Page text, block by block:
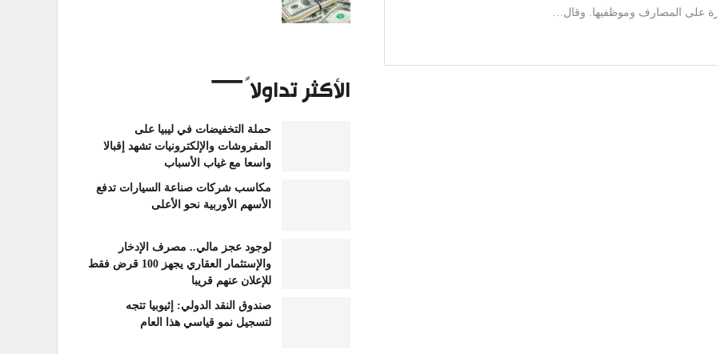
على المصارف وموظفيها. وقال…
الأكثر تداولاً
حملة التخفيضات في ليبيا على
المفروشات والإلكترونيات تشهد إقبالا
واسعا مع غياب الأسباب
مكاسب شركات صناعة السيارات تدفع
الأسهم الأوربية نحو الأعلى
لوجود عجز مالي.. مصرف الإدخار
والإستثمار العقاري يجهز 100 قرض فقط
للإعلان عنهم قريبا
صندوق النقد الدولي: إثيوبيا تتجه
لتسجيل نمو قياسي هذا العام